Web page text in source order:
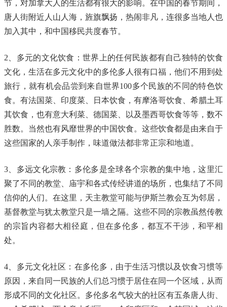
节，对加拿大人的生活都有很大的影响。在中国的春节期间，
唐人街附近人山人海，旌旗飘扬，热闹非凡，连很多当地人也
加入其中，和中国移民共度春节。
2、多元的文化饮食：世界上的任何民族都有自己独特的饮食
文化，生活在多元文化中的多伦多人很有口福，他们不用到处
旅行，就有机会品尝到来自世界100多个民族的不同的特色饮
食。有法国菜、印度菜、日本饮食，有摩洛哥饮食、希腊土耳
其饮食，也有意大利菜、德国菜、以及墨西哥饮食等等，数不
胜数。当然也有风靡世界的中国饮食。这些饮食都是由来自于
这些国家的人亲手制作，味道做法都非常正宗和地道。
3、多远文化宗教：多伦多是全球各个宗教的集中地，这里汇
聚了不同的教堂、庙宇和各式传经讲道的场所，也集结了不同
信仰的人们。在这里，天主教堂可能与伊斯兰教会互为邻居，
基督教堂与犹太教堂只是一墙之隔。这些不同的宗教虽然传教
的宗旨内容都大相径庭，但在多伦多，都互不干涉，和平相
处。
4、多元文化社区：在多伦多，由于生活习惯以及饮食习惯等
原因，来自同一民族的人们总习惯于居住在同一个区域，从而
形成不同的文化社区。多伦多名气较大的社区有五条唐人街、